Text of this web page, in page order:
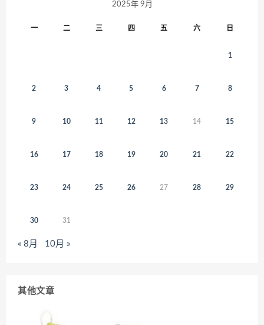
2025年 9月
一 二 三 四 五 六 日
1
2 3 4 5 6 7 8
9 10 11 12 13 14 15
16 17 18 19 20 21 22
23 24 25 26 27 28 29
30 31
« 8月 10月 »
其他文章